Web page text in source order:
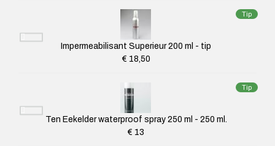
Tip
Impermeabilisant Superieur 200 ml - tip
€ 18,50
Tip
Ten Eekelder waterproof spray 250 ml - 250 ml.
€ 13